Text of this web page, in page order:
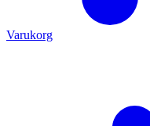
Varukorg